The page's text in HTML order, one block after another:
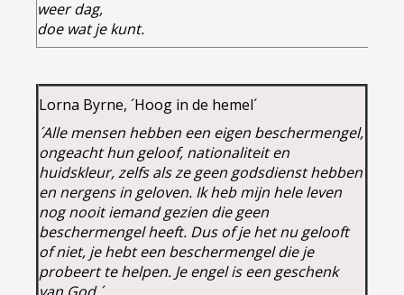
weer dag,
doe wat je kunt.
Lorna Byrne, ´Hoog in de hemel´
´Alle mensen hebben een eigen beschermengel,
ongeacht hun geloof, nationaliteit en
huidskleur, zelfs als ze geen godsdienst hebben
en nergens in geloven. Ik heb mijn hele leven
nog nooit iemand gezien die geen
beschermengel heeft. Dus of je het nu gelooft
of niet, je hebt een beschermengel die je
probeert te helpen. Je engel is een geschenk